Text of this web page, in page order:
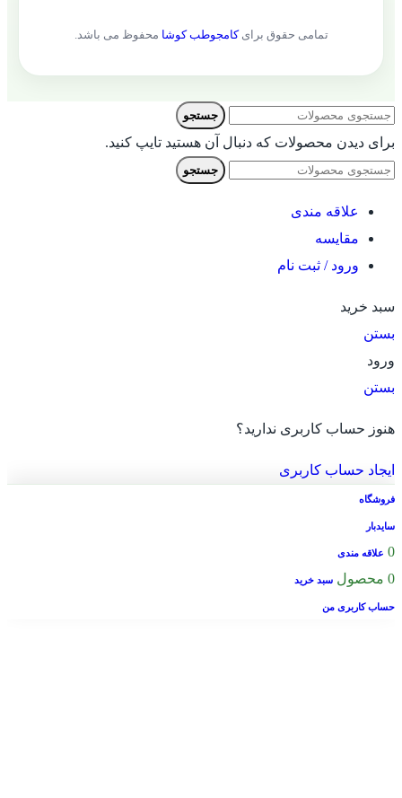
تمامی حقوق برایکامجوطب کوشا محفوظ می باشد.
جستجو
برای دیدن محصولات که دنبال آن هستید تایپ کنید.
جستجو
علاقه مندی
مقایسه
ورود / ثبت نام
سبد خرید
بستن
ورود
بستن
هنوز حساب کاربری ندارید؟
ایجاد حساب کاربری
فروشگاه
سایدبار
0 علاقه مندی
0 محصول سبد خرید
حساب کاربری من